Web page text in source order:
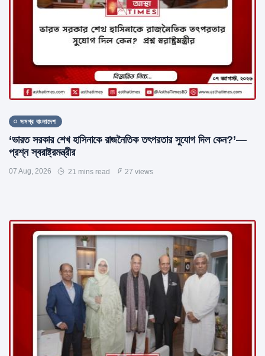
সমগ্র বাংলাদেশ
‘ভারত সরকার শেখ হাসিনাকে রাজনৈতিক তৎপরতার সুযোগ দিল কেন?’—
প্রশ্ন স্বরাষ্ট্রমন্ত্রীর
07 Aug, 2026 21 mins read 27 views